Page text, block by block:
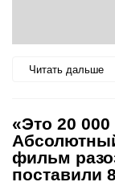
Читать дальше
«Это 20
фильм
поставили